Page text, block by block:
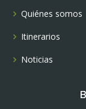
Quiénes somos
Itinerarios
Noticias